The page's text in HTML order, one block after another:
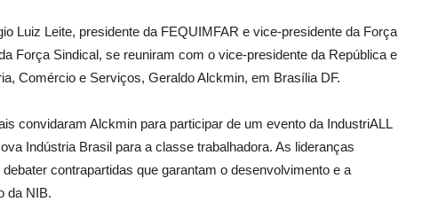
Luiz Leite, presidente da FEQUIMFAR e vice-presidente da Força
Força Sindical, se reuniram com o vice-presidente da República e
Comércio e Serviços, Geraldo Alckmin, em Brasília DF.
convidaram Alckmin para participar de um evento da IndustriALL
Indústria Brasil para a classe trabalhadora. As lideranças
contrapartidas que garantam o desenvolvimento e a
da NIB.